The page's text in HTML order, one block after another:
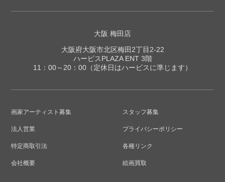
大阪 梅田店
大阪府大阪市北区梅田2丁目2-22
ハービスPLAZA ENT 3階
11：00～20：00（定休日はハービスに準じます）
画家アーティスト募集 スタッフ募集
法人営業 プライバシーポリシー
特定商取引法 各種リンク
会社概要 絵画買取